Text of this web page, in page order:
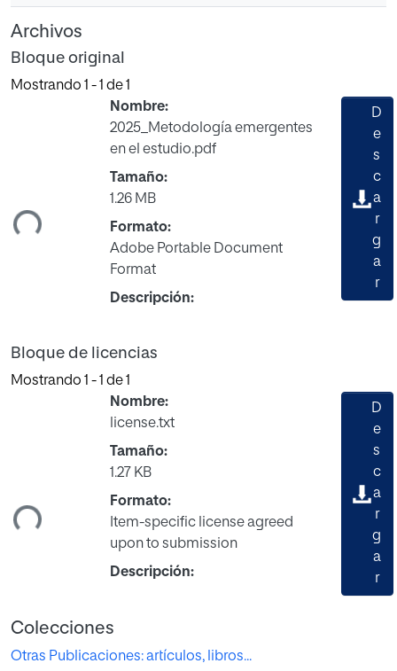
Archivos
Bloque original
Mostrando 1 - 1 de 1
Nombre:
2025_Metodología emergentes
en el estudio.pdf
Tamaño:
1.26 MB
Formato:
Adobe Portable Document
Format
Descripción:
D
e
s
c
a
r
g
a
r
Bloque de licencias
Mostrando 1 - 1 de 1
Nombre:
license.txt
Tamaño:
1.27 KB
Formato:
Item-specific license agreed
upon to submission
Descripción:
D
e
s
c
a
r
g
a
r
Colecciones
Otras Publicaciones: artículos, libros...